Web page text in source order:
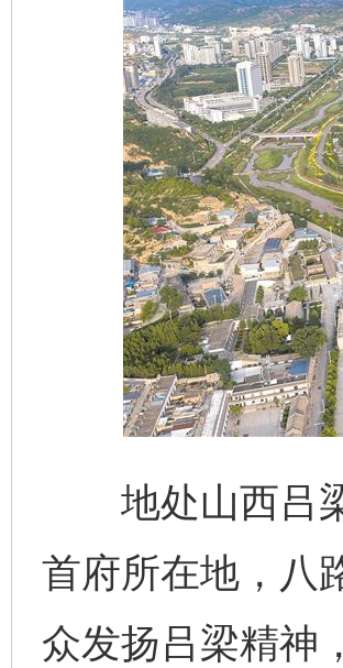
地处山西吕梁
首府所在地，八
众发扬吕梁精神